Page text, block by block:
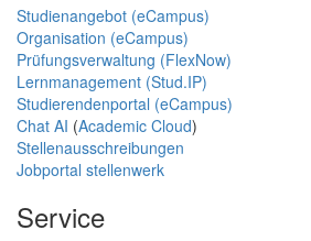
Studienangebot (eCampus)
Organisation (eCampus)
Prüfungsverwaltung (FlexNow)
Lernmanagement (Stud.IP)
Studierendenportal (eCampus)
Chat AI (Academic Cloud)
Stellenausschreibungen
Jobportal stellenwerk
Service